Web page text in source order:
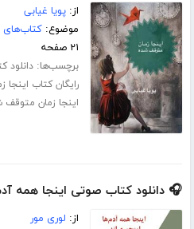
از:پویا غیابی
موضوع:کتاب‌های
۲۱ صفحه
برچسب‌ها:دانلود
رایگان کتاب
اینجا زمان متوقف
🎧 دانلود کتاب صوتی اینجا همه
از: لوری مور